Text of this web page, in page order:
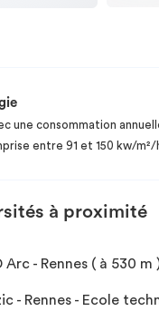
une consommation
entre 91 et 150 kw/m²/
à proximité
Arc - Rennes ( à 530 m
- Rennes - Ecole